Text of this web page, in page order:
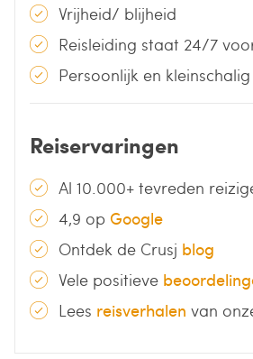
Vrijheid/ blijheid
Reisleiding staat 24/7
Persoonlijk en kleinschalig
Reiservaringen
Al 10.000+ tevreden
4,9 op Google
Ontdek de Crusj blog
Vele positieve
Lees reisverhalen van